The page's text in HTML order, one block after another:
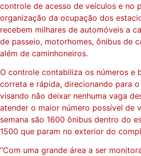
controle de acesso de veículos e no
organização da ocupação dos
recebem milhares de automóveis a
de passeio, motorhomes, ônibus de
além de caminhoneiros.
O controle contabiliza os números e
correta e rápida, direcionando para
visando não deixar nenhuma vaga
atender o maior número possível de
semana são 1600 ônibus dentro do
1500 que param no exterior do
“Com uma grande área a ser